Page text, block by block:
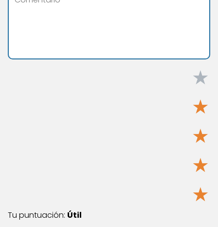
★
★
★
★
★
Tu puntuación: Útil